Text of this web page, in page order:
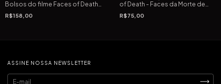
Bolsos do filme Faces of Death
- Faces da Morte de John Alan
Schwartz de 1978
R$158,00
of Death - Faces da Morte de
John Alan Schwartz de 1978
R$75,00
ASSINE NOSSA NEWSLETTER